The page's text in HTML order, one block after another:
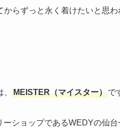
らずっと永く着けたいと思わ
MEISTER（マイスター）で
ーショップであるWEDYの